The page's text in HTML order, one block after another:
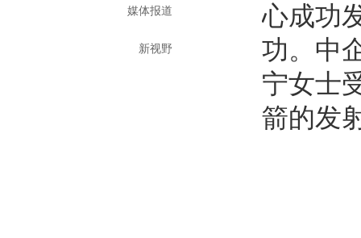
媒体报道
新视野
心成功
功。中
宁女士
箭的发